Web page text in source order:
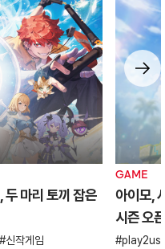
두 마리 토끼 잡은
신작게임
GAME
아이모,
시즌 오픈
play2us